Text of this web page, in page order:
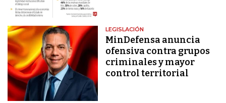
LEGISLACIÓN
MinDefensa anuncia
ofensiva contra grupos
criminales y mayor
control territorial